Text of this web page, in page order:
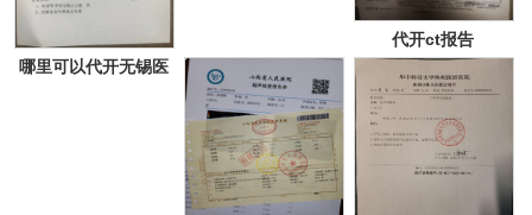
哪里可以代开无锡医
代开ct报告